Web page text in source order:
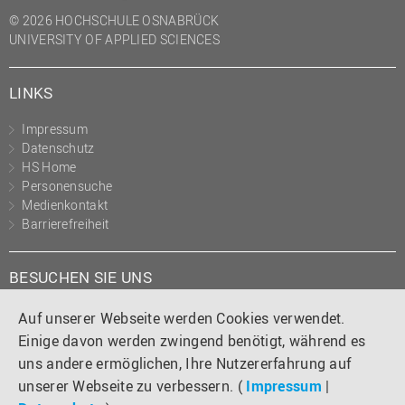
Auf unserer Webseite werden Cookies verwendet.
Einige davon werden zwingend benötigt, während es
uns andere ermöglichen, Ihre Nutzererfahrung auf
unserer Webseite zu verbessern. ( Impressum |
(PMO)
Prozessmanagement
Studierendensekretariat
Studium und Lehre
Transfer- und
Innovationsmanagement
© 2026 HOCHSCHULE OSNABRÜCK
UNIVERSITY OF APPLIED SCIENCES
LINKS
Impressum
Datenschutz
HS Home
Personensuche
Medienkontakt
Barrierefreiheit
BESUCHEN SIE UNS
Instagram
TiktokLinkedIn
YouTube
Facebook